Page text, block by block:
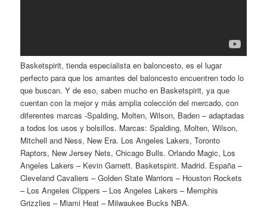
Basketspirit, tienda especialista en baloncesto, es el lugar
perfecto para que los amantes del baloncesto encuentren todo lo
que buscan. Y de eso, saben mucho en Basketspirit, ya que
cuentan con la mejor y más amplia colección del mercado, con
diferentes marcas -Spalding, Molten, Wilson, Baden – adaptadas
a todos los usos y bolsillos. Marcas: Spalding, Molten, Wilson,
Mitchell and Ness, New Era. Los Angeles Lakers, Toronto
Raptors, New Jersey Nets, Chicago Bulls. Orlando Magic, Los
Angeles Lakers – Kevin Garnett. Basketspirit. Madrid. España –
Cleveland Cavaliers – Golden State Warriors – Houston Rockets
– Los Angeles Clippers – Los Angeles Lakers – Memphis
Grizzlies – Miami Heat – Milwaukee Bucks NBA.